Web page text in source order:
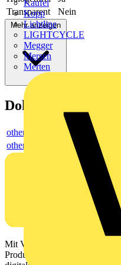
Kaufel
Kopp
Lichtline
LIGHTCYCLE
Megger
Mersen
Merten
Transparent
Nein
Mehr anzeigen
Dokumente
others
others
Mit Voltimum erhalten
Produktinformationen,